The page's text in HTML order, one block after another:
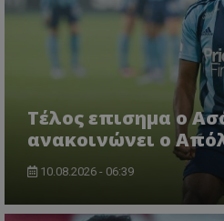
Tέλος επισημα ο
ανακοινώνει ο
10.08.2026 - 06:39